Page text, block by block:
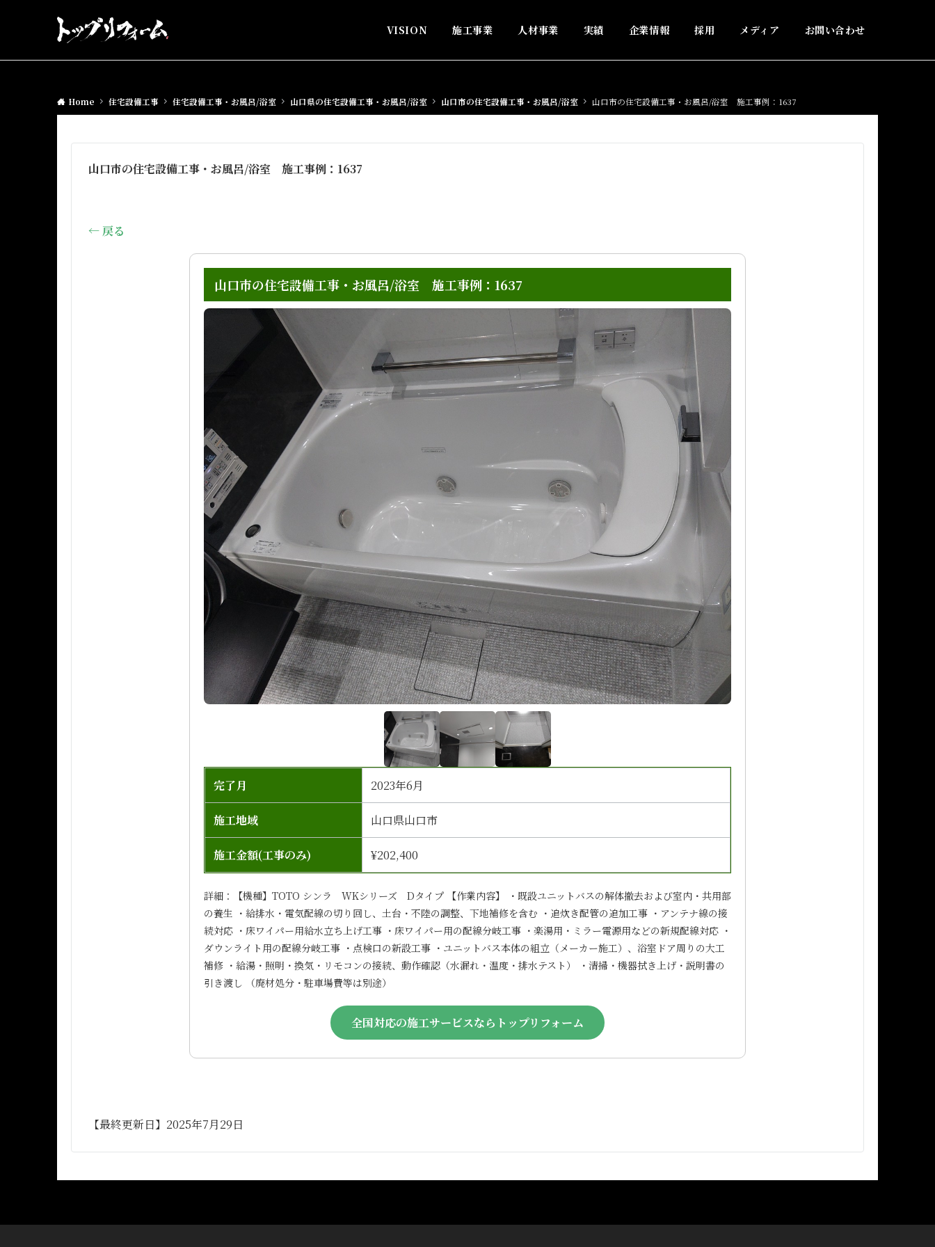
VISION 施工事業 人材事業 実績 企業情報 採用 メディア お問い合わせ
Home 住宅設備工事 住宅設備工事・お風呂/浴室 山口県の住宅設備工事・お風呂/浴室 山口市の住宅設備工事・お風呂/浴室 山口市の住宅設備工事・お風呂/浴室 施工事例：1637
山口市の住宅設備工事・お風呂/浴室 施工事例：1637
← 戻る
山口市の住宅設備工事・お風呂/浴室 施工事例：1637
完了月 2023年6月
施工地域 山口県山口市
施工金額(工事のみ) ¥202,400
詳細：【機種】TOTO シンラ WKシリーズ Dタイプ 【作業内容】 ・既設ユニットバスの解体撤去および室内・共用部
の養生 ・給排水・電気配線の切り回し、土台・不陸の調整、下地補修を含む ・追炊き配管の追加工事 ・アンテナ線の接
続対応 ・床ワイパー用給水立ち上げ工事 ・床ワイパー用の配線分岐工事 ・楽湯用・ミラー電源用などの新規配線対応 ・
ダウンライト用の配線分岐工事 ・点検口の新設工事 ・ユニットバス本体の組立（メーカー施工）、浴室ドア周りの大工
補修 ・給湯・照明・換気・リモコンの接続、動作確認（水漏れ・温度・排水テスト） ・清掃・機器拭き上げ・説明書の
引き渡し （廃材処分・駐車場費等は別途）
全国対応の施工サービスならトップリフォーム
【最終更新日】2025年7月29日